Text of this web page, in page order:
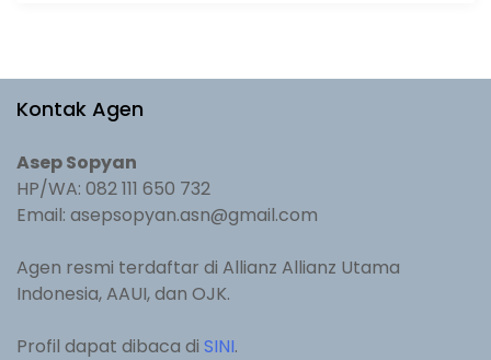
Kontak Agen
Asep Sopyan
HP/WA: 082 111 650 732
Email: asepsopyan.asn@gmail.com
Agen resmi terdaftar di Allianz Allianz Utama
Indonesia, AAUI, dan OJK.
Profil dapat dibaca di SINI.